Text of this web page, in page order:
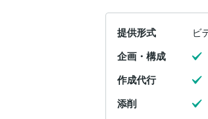
提供形式
ビ
企画・構成
作成代行
添削